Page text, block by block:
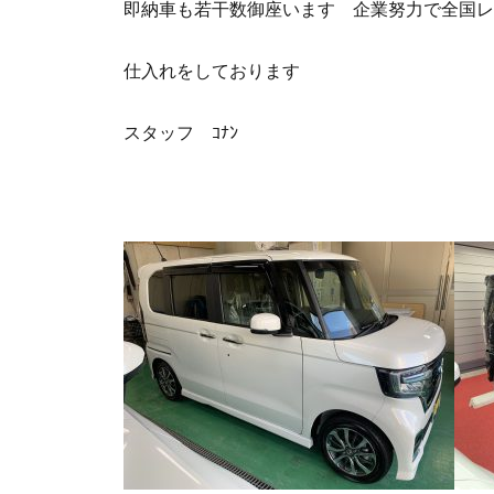
即納車も若干数御座います 企業努力で全国
仕入れをしております
スタッフ ｺﾅﾝ